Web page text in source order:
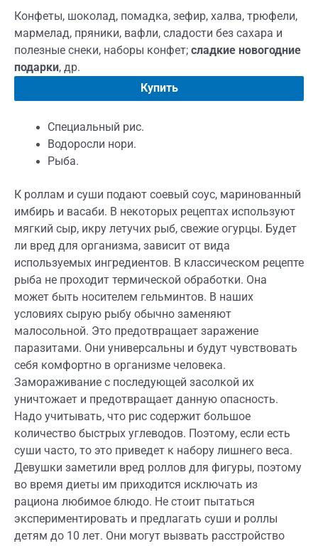
Конфеты, шоколад, помадка, зефир, халва, трюфели,
мармелад, пряники, вафли, сладости без сахара и
полезные снеки, наборы конфет; сладкие новогодние
подарки, др.
Купить
Специальный рис.
Водоросли нори.
Рыба.
К роллам и суши подают соевый соус, маринованный
имбирь и васаби. В некоторых рецептах используют
мягкий сыр, икру летучих рыб, свежие огурцы. Будет
ли вред для организма, зависит от вида
используемых ингредиентов. В классическом рецепте
рыба не проходит термической обработки. Она
может быть носителем гельминтов. В наших
условиях сырую рыбу обычно заменяют
малосольной. Это предотвращает заражение
паразитами. Они универсальны и будут чувствовать
себя комфортно в организме человека.
Замораживание с последующей засолкой их
уничтожает и предотвращает данную опасность.
Надо учитывать, что рис содержит большое
количество быстрых углеводов. Поэтому, если есть
суши часто, то это приведет к набору лишнего веса.
Девушки заметили вред роллов для фигуры, поэтому
во время диеты им приходится исключать из
рациона любимое блюдо. Не стоит пытаться
экспериментировать и предлагать суши и роллы
детям до 10 лет. Они могут вызвать расстройство